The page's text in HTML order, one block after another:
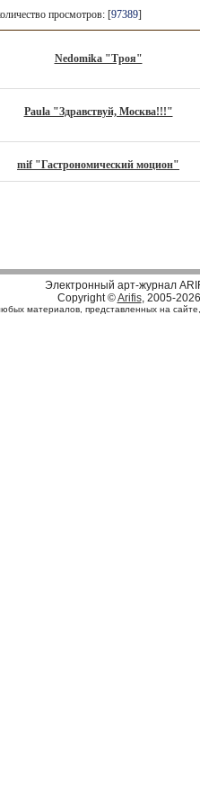
просмотров: [97389]
Nedomika "Троя"
Paula "Здравствуй, Москва!!!"
mif "Гастрономический моцион"
Электронный арт-журнал
Copyright ©Arifis, 2005-2026
материалов, представленных на